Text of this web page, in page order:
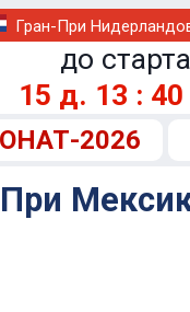
Гран-При
до
15 д. 13 : 40
2026